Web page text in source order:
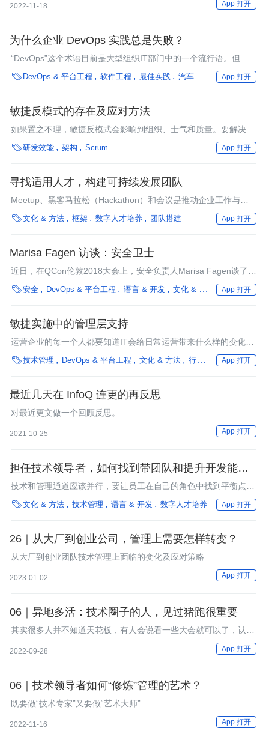
2022-11-18 App 打开
为什么企业 DevOps 实践总是失败？
“DevOps”这个术语目前是大型组织IT部门中的一个流行语。但
是，很少有公司能够真正成功地实现DevOps。本文介绍了为什么
DevOps实践不成功的原因及对应的修复方案。
 DevOps & 平台工程 软件工程 最佳实践 汽车 App 打开
敏捷反模式的存在及应对方法
如果置之不理，敏捷反模式会影响到组织、士气和质量。要解决问
题，第一步就是要承认痛点的存在。
研发效能 架构 Scrum App 打开
寻找适用人才，构建可持续发展团队
Meetup、黑客马拉松（Hackathon）和会议是推动企业工作与风
貌并招揽优秀人才的绝佳机会。如果在面试一开始就让面试者唱主
角，你将可从中获得对面试者更多的了解。提供专业的发展空间和
聚力工程文化的关键。
文化 & 方法 框架 数字人才培养 团队搭建 App 打开
Marisa Fagen 访谈：安全卫士
近日，在QCon伦敦2018大会上，安全负责人Marisa Fagen谈了提
升工程团队成员技能，让他们承担起安全卫士的角色。我们与
Fagen取得了联系，了解她在解决因安全专家短缺而引发的争用方
安全 DevOps & 平台工程 语言 & 开发 文化 & 方法 App 打开
敏捷实施中的管理层支持
运营企业的每一个人都要知道IT会给日常运营带来什么样的变化，
这至关重要。高级管理人员可以统观各个筒仓和团队，对整个系统
施加影响。IT经理和高管需要依赖业务经理的积极参与，这样，团
键。
技术管理 DevOps & 平台工程 文化 & 方法 行业深度 App 打开
最近几天在 InfoQ 连更的再反思
对最近更文做一个回顾反思。
2021-10-25 App 打开
担任技术领导者，如何找到带团队和提升开发能力的
平衡点？
技术和管理通道应该并行，要让员工在自己的角色中找到平衡点，
如果员工在心理上感受不到安全感，就不可能获得真正有效的成
长，如果能找到一位良师益师共同讨论问题和解决方案将受益匪
文化 & 方法 技术管理 语言 & 开发 数字人才培养 App 打开
26｜从大厂到创业公司，管理上需要怎样转变？
从大厂到创业团队技术管理上面临的变化及应对策略
2023-01-02 App 打开
06｜异地多活：技术圈子的人，见过猪跑很重要
其实很多人并不知道天花板，有人会说看一些大会就可以了，认为
大会展示的是天花板。但其实可能根本不是。而且现在大会里还有
很多商业目的，就更完蛋，其实他就是忽悠你的。
2022-09-28 App 打开
06｜技术领导者如何“修炼”管理的艺术？
既要做“技术专家”又要做“艺术大师”
2022-11-16 App 打开